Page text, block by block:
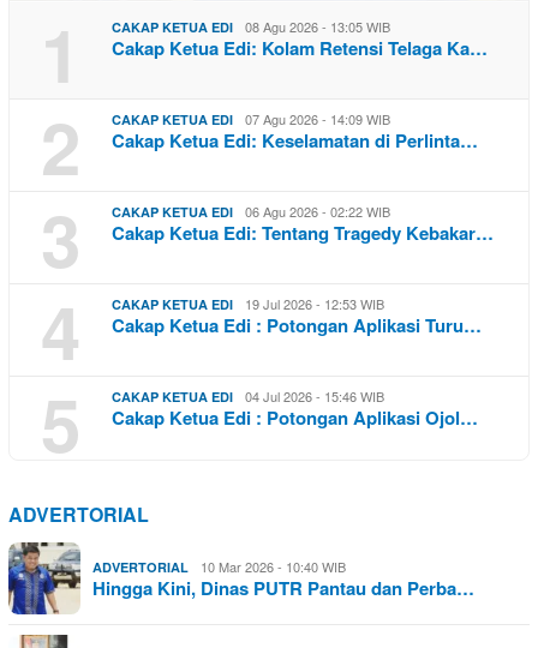
1 CAKAP KETUA EDI 08 Agu 2026 - 13:05 WIB
Cakap Ketua Edi: Kolam Retensi Telaga Ka…
2 CAKAP KETUA EDI 07 Agu 2026 - 14:09 WIB
Cakap Ketua Edi: Keselamatan di Perlinta…
3 CAKAP KETUA EDI 06 Agu 2026 - 02:22 WIB
Cakap Ketua Edi: Tentang Tragedy Kebakar…
4 CAKAP KETUA EDI 19 Jul 2026 - 12:53 WIB
Cakap Ketua Edi : Potongan Aplikasi Turu…
5 CAKAP KETUA EDI 04 Jul 2026 - 15:46 WIB
Cakap Ketua Edi : Potongan Aplikasi Ojol…
ADVERTORIAL
ADVERTORIAL 10 Mar 2026 - 10:40 WIB
Hingga Kini, Dinas PUTR Pantau dan Perba…